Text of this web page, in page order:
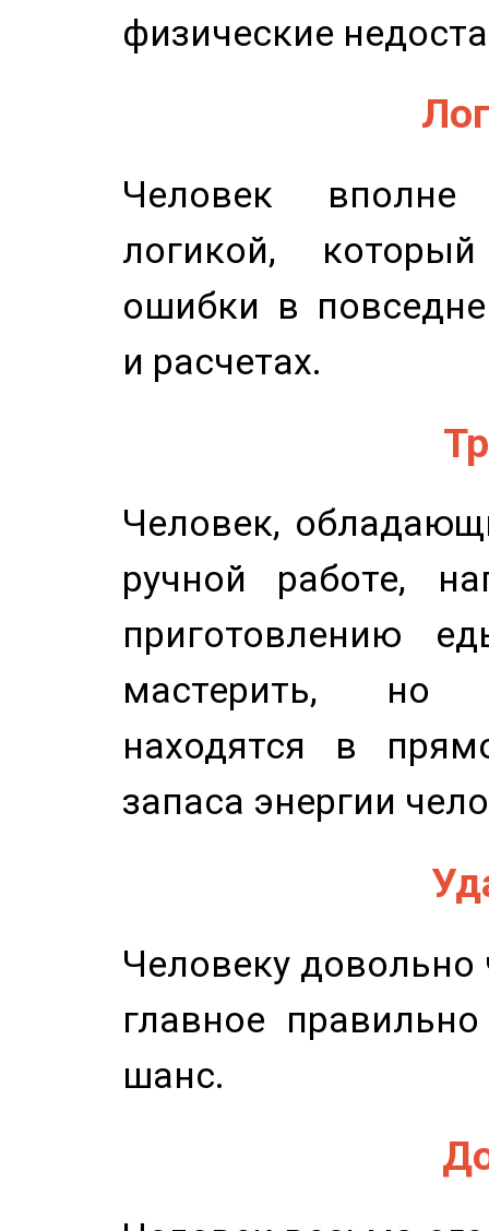
физические
Человек
логикой,
ошибки в
и расчетах.
Человек,
ручной работе,
приготовлению
мастерить, но
находятся в
запаса энергии
Человеку довольно
главное
шанс.